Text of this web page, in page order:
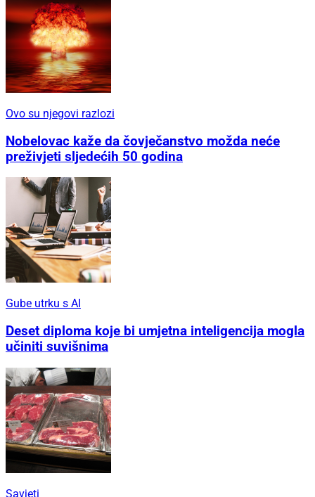
Ovo su njegovi razlozi
Nobelovac kaže da čovječanstvo možda neće
preživjeti sljedećih 50 godina
Gube utrku s AI
Deset diploma koje bi umjetna inteligencija mogla
učiniti suvišnima
Savjeti